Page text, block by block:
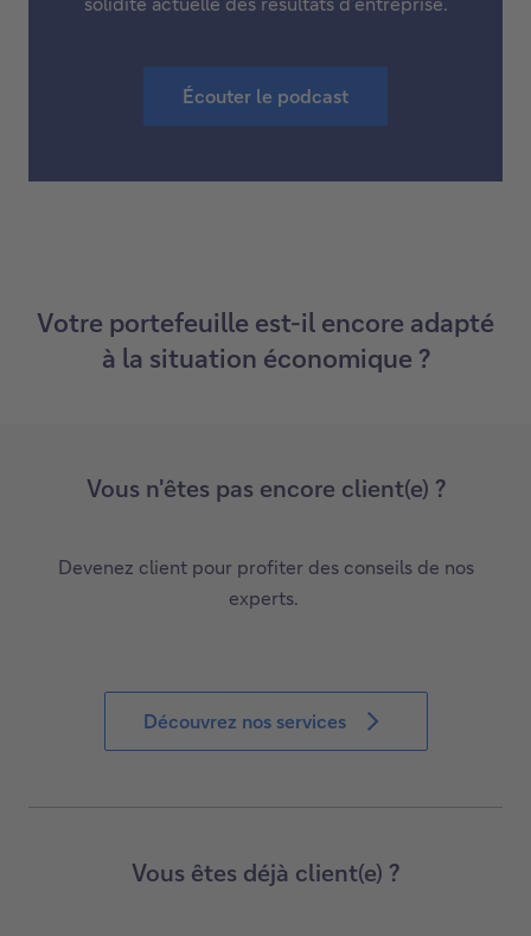
Écouter le podcast
É
l
e
c
t
Votre portefeuille est-il encore adapté
à la situation économique ?
Vous n'êtes pas encore client(e) ?
Devenez client pour profiter des conseils de nos
experts.
Découvrez nos services
D
u
v
Vous êtes déjà client(e) ?